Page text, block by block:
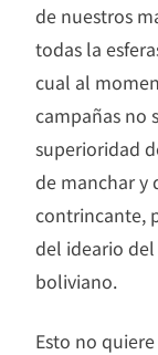
de nuestros
todas la
cual al
campañas no
superioridad
de manchar y
contrincante,
del ideario
boliviano.
Esto no